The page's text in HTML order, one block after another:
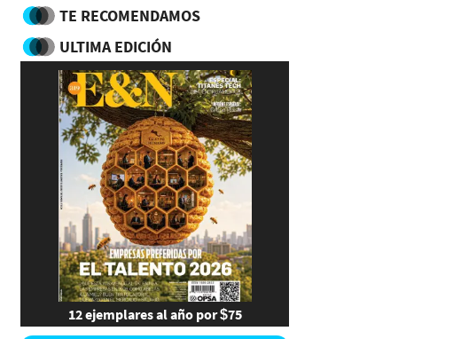
TE RECOMENDAMOS
ULTIMA EDICIÓN
12 ejemplares al año por $75